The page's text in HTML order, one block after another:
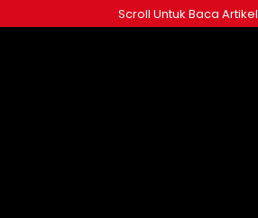
ke
Scroll Untuk Baca Artikel